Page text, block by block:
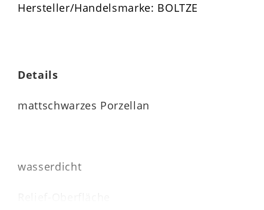
Hersteller/Handelsmarke: BOLTZE
Details
mattschwarzes Porzellan
wasserdicht